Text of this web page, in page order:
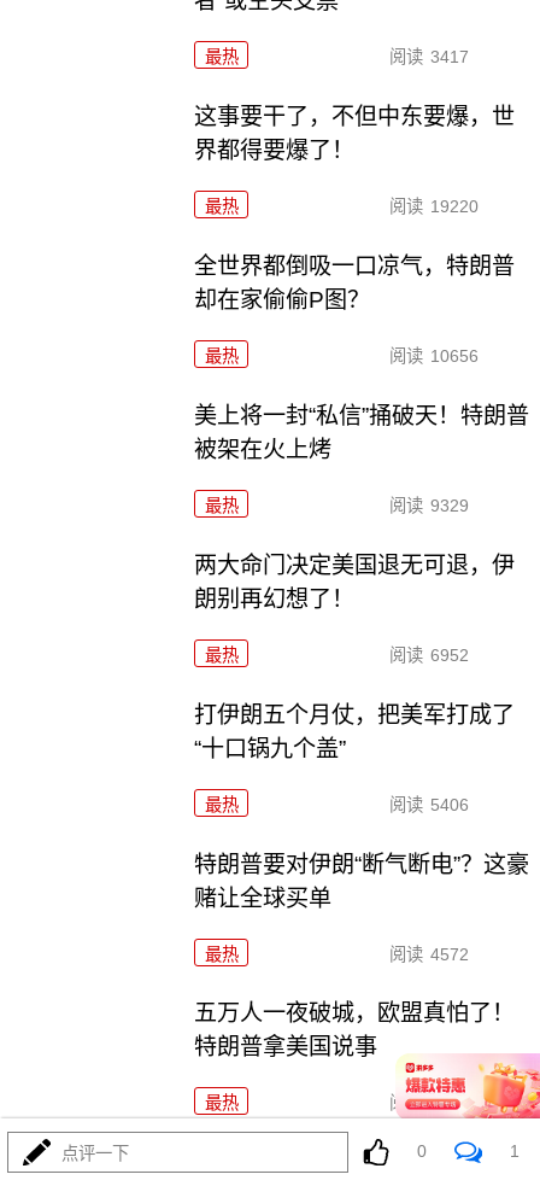
最热 阅读 3417
这事要干了，不但中东要爆，世
界都得要爆了！
最热 阅读 19220
全世界都倒吸一口凉气，特朗普
却在家偷偷P图？
最热 阅读 10656
美上将一封“私信”捅破天！特朗普
被架在火上烤
最热 阅读 9329
两大命门决定美国退无可退，伊
朗别再幻想了！
最热 阅读 6952
打伊朗五个月仗，把美军打成了
“十口锅九个盖”
最热 阅读 5406
特朗普要对伊朗“断气断电”？这豪
赌让全球买单
最热 阅读 4572
五万人一夜破城，欧盟真怕了！
特朗普拿美国说事
最热 阅读 14983
炸电厂锁死波斯湾！特朗普要对
点评一下 0 1